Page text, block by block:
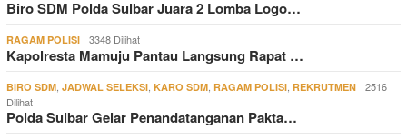
Biro SDM Polda Sulbar Juara 2 Lomba Logo…
RAGAM POLISI 3348 Dilihat
Kapolresta Mamuju Pantau Langsung Rapat …
BIRO SDM, JADWAL SELEKSI, KARO SDM, RAGAM POLISI, REKRUTMEN
2516
Dilihat
Polda Sulbar Gelar Penandatanganan Pakta…